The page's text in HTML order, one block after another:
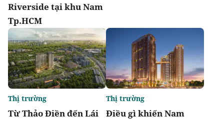
Riverside tại khu Nam
Tp.HCM
Từ Thảo Điền đến Lái
Thị trường
Điều gì khiến Nam
Thị trường